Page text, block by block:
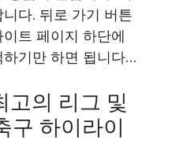
다. 뒤로 가기 버튼
트 페이지 하단에
기만 하면 됩니다…
고의 리그 및
구 하이라이